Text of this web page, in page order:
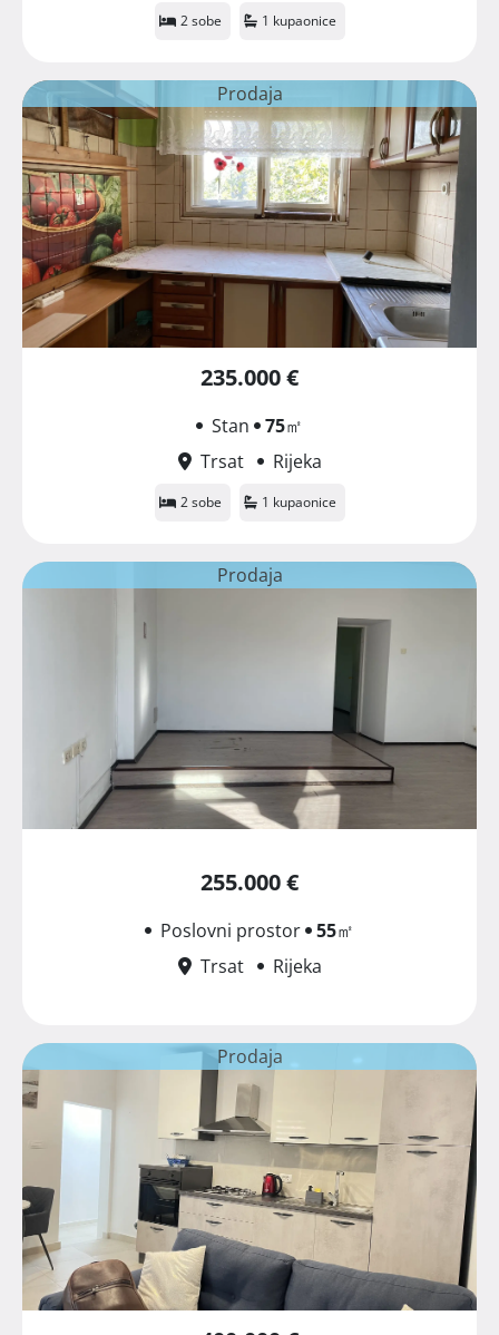
2 sobe 1 kupaonice
Prodaja
235.000 €
Stan 75㎡
Trsat
Rijeka
2 sobe 1 kupaonice
Prodaja
255.000 €
Poslovni prostor 55㎡
Trsat
Rijeka
Prodaja